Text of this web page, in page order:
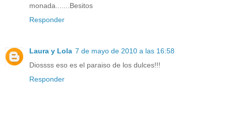
monada.......Besitos
Responder
Laura y Lola 7 de mayo de 2010 a las 16:58
Diossss eso es el paraiso de los dulces!!!
Responder